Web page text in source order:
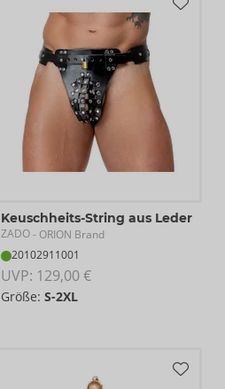
Keuschheits-String aus Leder
ZADO- ORION Brand
20102911001
UVP: 129,00 €
Größe: S-2XL